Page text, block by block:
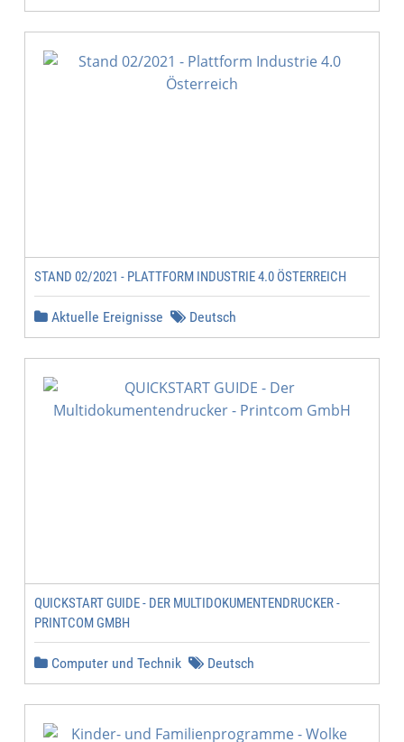
STAND 02/2021 - PLATTFORM INDUSTRIE 4.0 ÖSTERREICH
Aktuelle Ereignisse Deutsch
QUICKSTART GUIDE - DER MULTIDOKUMENTENDRUCKER -
PRINTCOM GMBH
Computer und Technik Deutsch